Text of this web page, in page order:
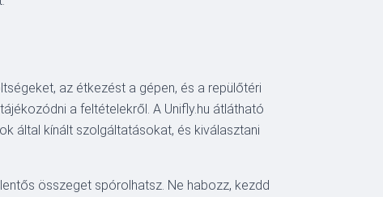
az étkezést a gépen, és a repülőtéri
a feltételekről. A Unifly.hu átlátható
által kínált szolgáltatásokat, és kiválasztani
összeget spórolhatsz. Ne habozz, kezdd